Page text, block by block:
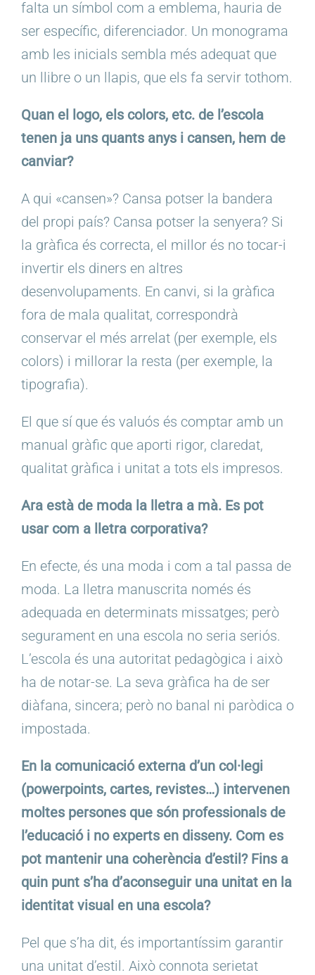
falta un símbol com a emblema, hauria de
ser específic, diferenciador. Un monograma
amb les inicials sembla més adequat que
un llibre o un llapis, que els fa servir tothom.
Quan el logo, els colors, etc. de l’escola
tenen ja uns quants anys i cansen, hem de
canviar?
A qui «cansen»? Cansa potser la bandera
del propi país? Cansa potser la senyera? Si
la gràfica és correcta, el millor és no tocar-i
invertir els diners en altres
desenvolupaments. En canvi, si la gràfica
fora de mala qualitat, correspondrà
conservar el més arrelat (per exemple, els
colors) i millorar la resta (per exemple, la
tipografia).
El que sí que és valuós és comptar amb un
manual gràfic que aporti rigor, claredat,
qualitat gràfica i unitat a tots els impresos.
Ara està de moda la lletra a mà. Es pot
usar com a lletra corporativa?
En efecte, és una moda i com a tal passa de
moda. La lletra manuscrita només és
adequada en determinats missatges; però
segurament en una escola no seria seriós.
L’escola és una autoritat pedagògica i això
ha de notar-se. La seva gràfica ha de ser
diàfana, sincera; però no banal ni paròdica o
impostada.
En la comunicació externa d’un col·legi
(powerpoints, cartes, revistes…) intervenen
moltes persones que són professionals de
l’educació i no experts en disseny. Com es
pot mantenir una coherència d’estil? Fins a
quin punt s’ha d’aconseguir una unitat en la
identitat visual en una escola?
Pel que s’ha dit, és importantíssim garantir
una unitat d’estil. Això connota serietat